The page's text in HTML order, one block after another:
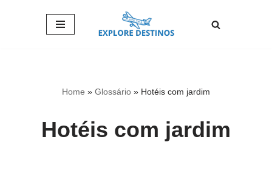
Home » Glossário » Hotéis com jardim
Hotéis com jardim